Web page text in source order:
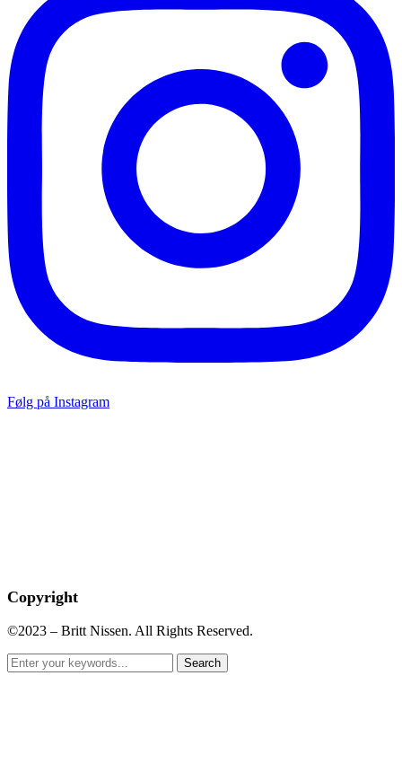
Følg på Instagram
Copyright
©2023 – Britt Nissen. All Rights Reserved.